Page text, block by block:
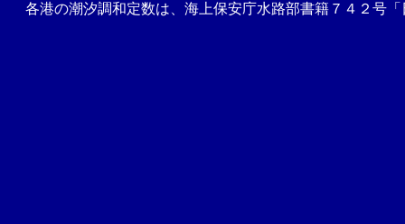
各港の潮汐調和定数は、海上保安庁水路部書籍７４２号